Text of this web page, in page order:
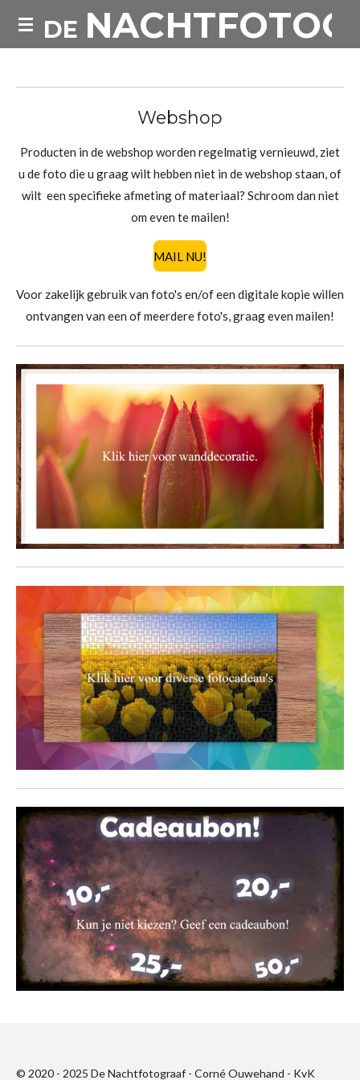
Ga
DE
Webshop
Producten in de webshop worden regelmatig vernieuwd, ziet
u de foto die u graag wilt hebben niet in de webshop staan, of
wilt een specifieke afmeting of materiaal? Schroom dan niet
om even te mailen!
MAIL NU!
Voor zakelijk gebruik van foto's en/of een digitale kopie willen
ontvangen van een of meerdere foto's, graag even mailen!
© 2020 - 2025 De Nachtfotograaf - Corné Ouwehand - KvK